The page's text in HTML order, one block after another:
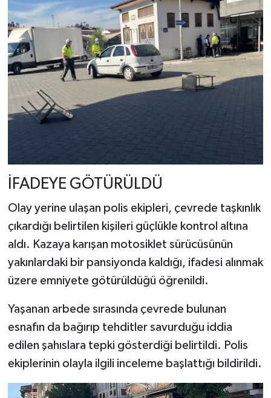
İFADEYE GÖTÜRÜLDÜ
Olay yerine ulaşan polis ekipleri, çevrede taşkınlık
çıkardığı belirtilen kişileri güçlükle kontrol altına
aldı. Kazaya karışan motosiklet sürücüsünün
yakınlardaki bir pansiyonda kaldığı, ifadesi alınmak
üzere emniyete götürüldüğü öğrenildi.
Yaşanan arbede sırasında çevrede bulunan
esnafın da bağırıp tehditler savurduğu iddia
edilen şahıslara tepki gösterdiği belirtildi. Polis
ekiplerinin olayla ilgili inceleme başlattığı bildirildi.